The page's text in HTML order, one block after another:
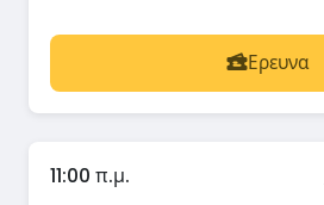
Ερευνα
11:00 π.μ.